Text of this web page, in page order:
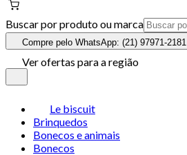
Buscar por produto ou marca
Compre pelo WhatsApp: (21) 97971-2181
Ver ofertas para a região
Le biscuit
Brinquedos
Bonecos e animais
Bonecos